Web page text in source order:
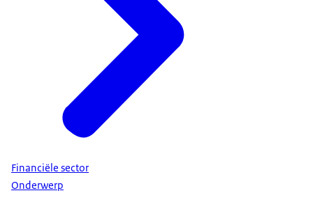
Financiële sector
Onderwerp